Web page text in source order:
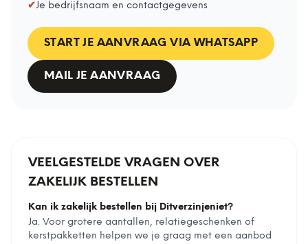
✔Je bedrijfsnaam en contactgegevens
START JE AANVRAAG VIA WHATSAPP
MAIL JE AANVRAAG
VEELGESTELDE VRAGEN OVER
ZAKELIJK BESTELLEN
Kan ik zakelijk bestellen bij Ditverzinjeniet?
Ja. Voor grotere aantallen, relatiegeschenken of
kerstpakketten helpen we je graag met een aanbod